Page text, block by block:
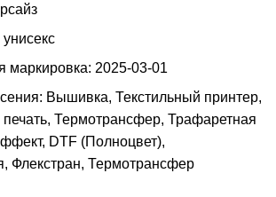
маркировка: 2025-03-01
Вышивка, Текстильный принтер,
Термотрансфер, Трафаретная
DTF (Полноцвет),
Флекстран, Термотрансфер